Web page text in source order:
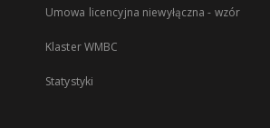
Umowa licencyjna niewyłączna - wzór
Klaster WMBC
Statystyki